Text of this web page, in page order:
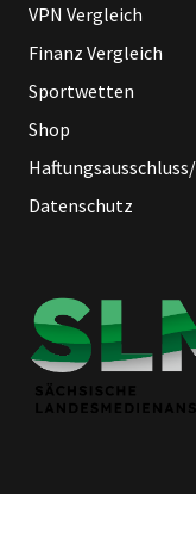
VPN Vergleich
Finanz Vergleich
Sportwetten
Shop
Datenschutz